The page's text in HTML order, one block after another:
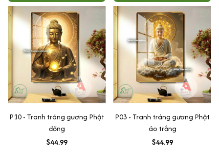
P10 - Tranh tráng gương Phật
đồng
$44.99
P03 - Tranh tráng gương Phật
áo trắng
$44.99